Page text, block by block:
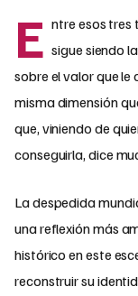
E ntre esos tres
sigue siendo
sobre el valor que
misma dimensión
que, viniendo de
conseguirla, dice
La despedida
una reflexión más
histórico en este
reconstruir su